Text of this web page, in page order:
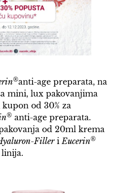
®anti-age preparata, na
mini, lux pakovanjima
od 30% za
® anti-age preparata.
od 20ml krema
FilleriEucerin®
linija.